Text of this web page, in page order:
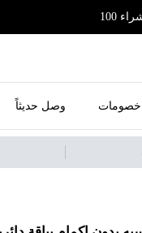
خصومات وصل حديثاً